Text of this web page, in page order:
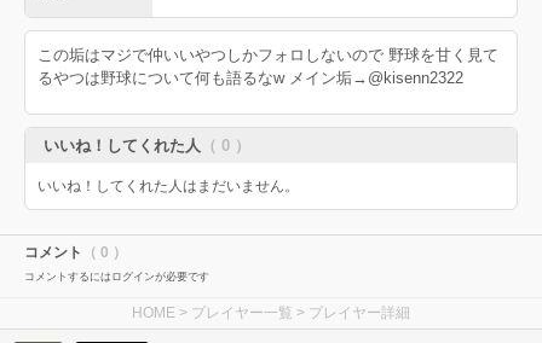
この垢はマジで仲いいやつしかフォロしないので 野球を甘く見て
るやつは野球について何も語るなw メイン垢→@kisenn2322
いいね！してくれた人 （ 0 ）
いいね！してくれた人はまだいません。
コメント （ 0 ）
コメントするにはログインが必要です
HOME > プレイヤー一覧 > プレイヤー詳細